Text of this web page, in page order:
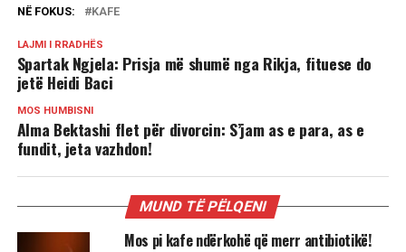
NË FOKUS: KAFE
LAJMI I RRADHËS
Spartak Ngjela: Prisja më shumë nga Rikja, fituese do
jetë Heidi Baci
MOS HUMBISNI
Alma Bektashi flet për divorcin: S’jam as e para, as e
fundit, jeta vazhdon!
MUND TË PËLQENI
Mos pi kafe ndërkohë që merr antibiotikë!